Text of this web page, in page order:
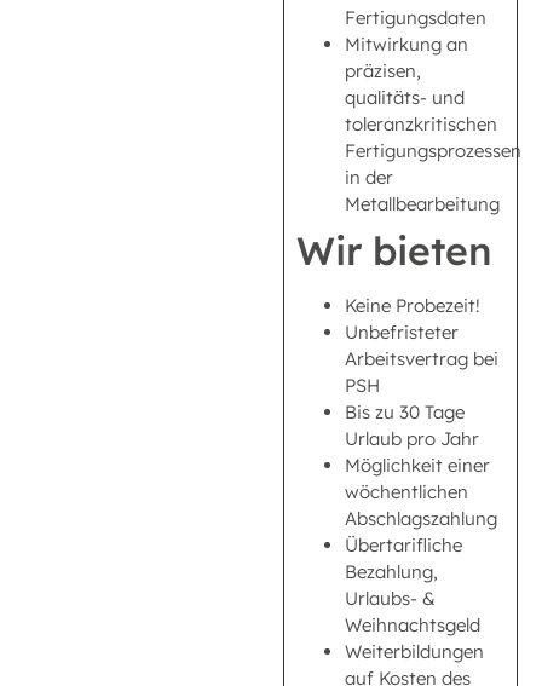
Fertigungsdaten
Mitwirkung an
präzisen,
qualitäts- und
toleranzkritischen
Fertigungsprozessen
in der
Metallbearbeitung
Wir bieten
Keine Probezeit!
Unbefristeter
Arbeitsvertrag bei
PSH
Bis zu 30 Tage
Urlaub pro Jahr
Möglichkeit einer
wöchentlichen
Abschlagszahlung
Übertarifliche
Bezahlung,
Urlaubs- &
Weihnachtsgeld
Weiterbildungen
auf Kosten des